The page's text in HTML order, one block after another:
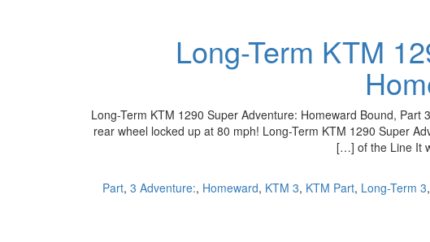
Long-Term KTM
Long-Term KTM 1290 Super Adventure: Homeward Bound,
rear wheel locked up at 80 mph! Long-Term KTM 1290 Super
of the Line It
, 3 Adventure:, Homeward, KTM 3, KTM Part, Long-Term 3,